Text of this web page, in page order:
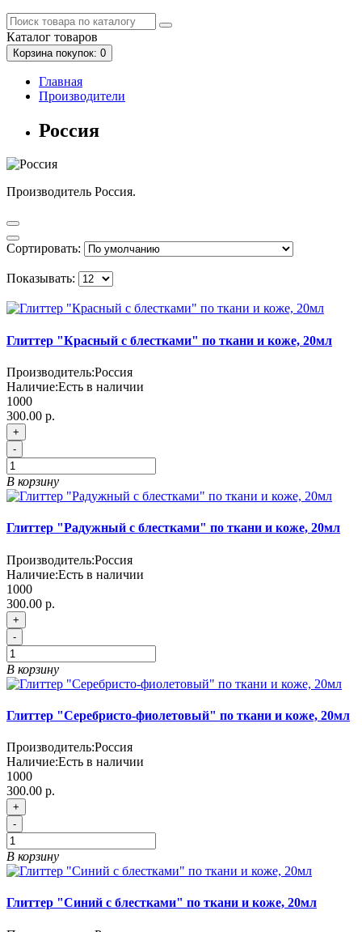
Каталог товаров
Корзина покупок: 0
Главная
Производители
Россия
Производитель Россия.
Сортировать:
Показывать:
Глиттер "Красный с блестками" по ткани и коже, 20мл
Производитель:Россия
Наличие:Есть в наличии
1000
300.00 р.
+
-
В корзину
Глиттер "Радужный с блестками" по ткани и коже, 20мл
Производитель:Россия
Наличие:Есть в наличии
1000
300.00 р.
+
-
В корзину
Глиттер "Серебристо-фиолетовый" по ткани и коже, 20мл
Производитель:Россия
Наличие:Есть в наличии
1000
300.00 р.
+
-
В корзину
Глиттер "Синий с блестками" по ткани и коже, 20мл